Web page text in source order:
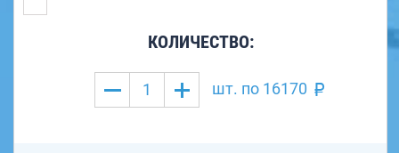
КОЛИЧЕСТВО:
шт. по 16170